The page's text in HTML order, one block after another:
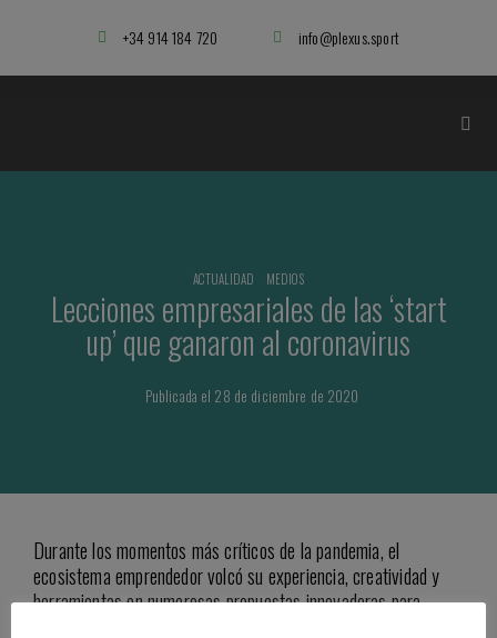
+34 914 184 720 info@plexus.sport
ACTUALIDAD MEDIOS
Lecciones empresariales de las ‘start
up’ que ganaron al coronavirus
Publicada el 28 de diciembre de 2020
Durante los momentos más críticos de la pandemia, el
ecosistema emprendedor volcó su experiencia, creatividad y
herramientas en numerosas propuestas innovadoras para